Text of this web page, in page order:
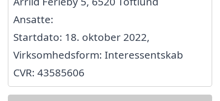
Ansatte:
Startdato: 18. oktober 2022,
Virksomhedsform: Interessentskab
CVR: 43585606